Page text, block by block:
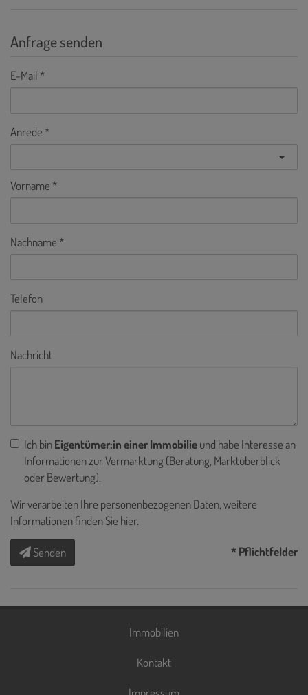
Anfrage senden
E-Mail
Anrede
Vorname
Nachname
Telefon
Nachricht
Ich binEigentümer:in einer Immobilieund habe Interesse an
Informationen zur Vermarktung (Beratung, Marktüberblick
oder Bewertung).
Wir verarbeiten Ihre personenbezogenen Daten, weitere
Informationen finden Sie hier.
Senden * Pflichtfelder
Immobilien
Kontakt